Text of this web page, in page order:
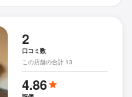
2
口コミ数
この店舗の合計 13
4.86